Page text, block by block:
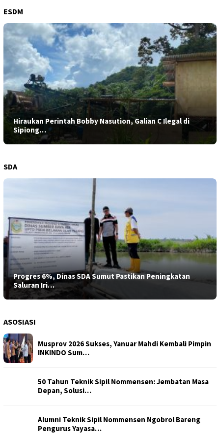
ESDM
Hiraukan Perintah Bobby Nasution, Galian C Ilegal di
Sipiong…
SDA
Progres 6%, Dinas SDA Sumut Pastikan Peningkatan
Saluran Iri…
ASOSIASI
Musprov 2026 Sukses, Yanuar Mahdi Kembali Pimpin
INKINDO Sum…
50 Tahun Teknik Sipil Nommensen: Jembatan Masa
Depan, Solusi…
Alumni Teknik Sipil Nommensen Ngobrol Bareng
Pengurus Yayasa…